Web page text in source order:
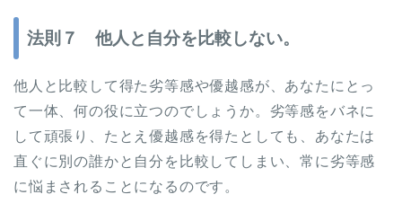
法則７ 他人と自分を比較しない。
他人と比較して得た劣等感や優越感が、あなたにとっ
て一体、何の役に立つのでしょうか。劣等感をバネに
して頑張り、たとえ優越感を得たとしても、あなたは
直ぐに別の誰かと自分を比較してしまい、常に劣等感
に悩まされることになるのです。